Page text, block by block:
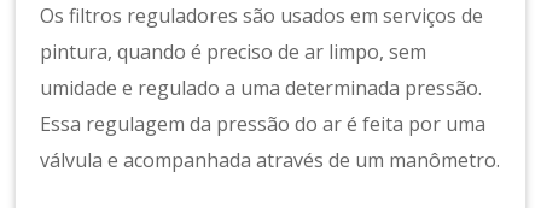
Os filtros reguladores são usados em serviços de
pintura, quando é preciso de ar limpo, sem
umidade e regulado a uma determinada pressão.
Essa regulagem da pressão do ar é feita por uma
válvula e acompanhada através de um manômetro.